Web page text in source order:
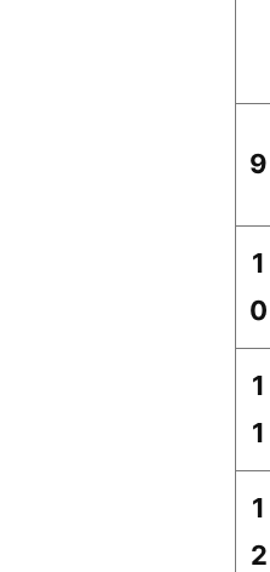
9
1
0
1
1
1
2